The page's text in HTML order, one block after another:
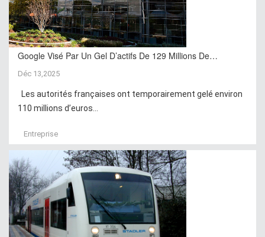
Google Visé Par Un Gel D’actifs De 129 Millions De…
Déc 13,2025
Les autorités françaises ont temporairement gelé environ
110 millions d’euros...
Entreprise